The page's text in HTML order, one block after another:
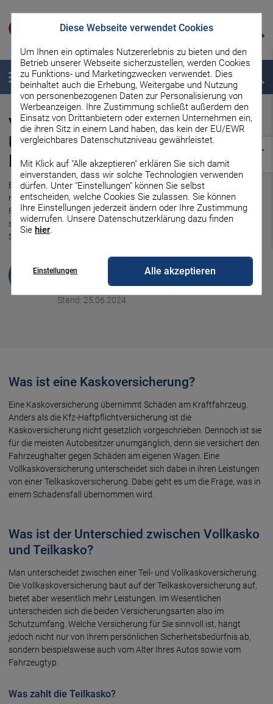
Diese Webseite verwendet Cookies
Um Ihnen ein optimales Nutzererlebnis zu bieten und den
Betrieb unserer Webseite sicherzustellen, werden Cookies
zu Funktions- und Marketingzwecken verwendet. Dies
beinhaltet auch die Erhebung, Weitergabe und Nutzung
von personenbezogenen Daten zur Personalisierung von
Werbeanzeigen. Ihre Zustimmung schließt außerdem den
Einsatz von Drittanbietern oder externen Unternehmen ein,
die ihren Sitz in einem Land haben, das kein der EU/EWR
vergleichbares Datenschutzniveau gewährleistet.
Mit Klick auf "Alle akzeptieren" erklären Sie sich damit
einverstanden, dass wir solche Technologien verwenden
dürfen. Unter "Einstellungen" können Sie selbst
entscheiden, welche Cookies Sie zulassen. Sie können
Ihre Einstellungen jederzeit ändern oder Ihre Zustimmung
widerrufen. Unsere Datenschutzerklärung dazu finden
Sie hier.
Einstellungen Alle akzeptieren
Menü Suche
Vollkasko oder Teilkasko –
Unterschied und Leistungen der
Kaskoversicherung
Eine Kaskoversicherung ist zwar nicht vorgeschrieben, aber für die
meisten Fahrzeughalter Standard. Dennoch stellt sich für viele die
Frage, ob sie besser eine Vollkasko oder Teilkasko abschließen
sollen. Erfahren Sie in unserem Artikel, welche Versicherung sich für
Sie am ehesten lohnt.
Klaus Fechner
Zuständiger Redakteur für die Bereiche Kredit und
Stand: 25.06.2024
Was ist eine Kaskoversicherung?
Eine Kaskoversicherung übernimmt Schäden am Kraftfahrzeug.
Anders als die Kfz-Haftpflichtversicherung ist die
Kaskoversicherung nicht gesetzlich vorgeschrieben. Dennoch ist sie
für die meisten Autobesitzer unumgänglich, denn sie versichert den
Fahrzeughalter gegen Schäden am eigenen Wagen. Eine
Vollkaskoversicherung unterscheidet sich dabei in ihren Leistungen
von einer Teilkaskoversicherung. Dabei geht es um die Frage, was in
einem Schadensfall übernommen wird.
Was ist der Unterschied zwischen Vollkasko
und Teilkasko?
Man unterscheidet zwischen einer Teil- und Vollkaskoversicherung.
Die Vollkaskoversicherung baut auf der Teilkaskoversicherung auf,
bietet aber wesentlich mehr Leistungen. Im Wesentlichen
unterscheiden sich die beiden Versicherungsarten also im
Schutzumfang. Welche Versicherung für Sie sinnvoll ist, hängt
jedoch nicht nur von Ihrem persönlichen Sicherheitsbedürfnis ab,
sondern beispielsweise auch vom Alter Ihres Autos sowie vom
Fahrzeugtyp.
Was zahlt die Teilkasko?